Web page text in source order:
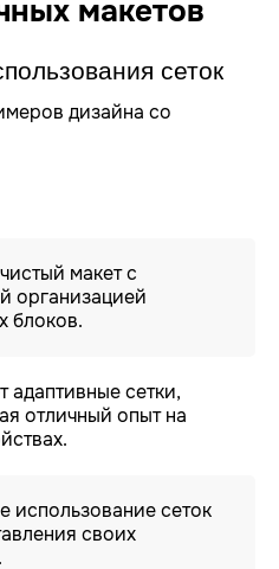
макетов
сеток
дизайна со
макет с
организацией
блоков.
адаптивные сетки,
отличный опыт на
использование сеток
своих